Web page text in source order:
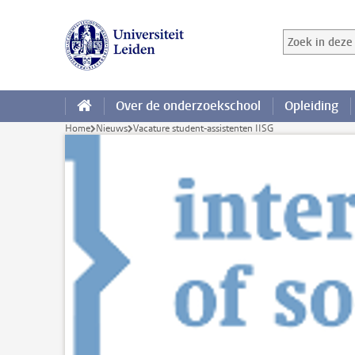
Zoek in deze
Zoekterm
Over de onderzoekschool Opleiding
Home Nieuws Vacature student-assistenten IISG